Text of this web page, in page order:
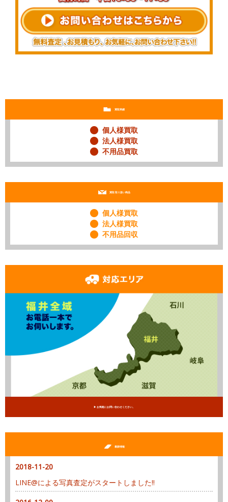
買取実績
個人様買取
法人様買取
不用品買取
買取 取り扱い商品
個人様買取
法人様買取
不用品回収
▶︎ お気軽にお問い合わせください。
最新情報
2018-11-20
LINE@による写真査定がスタートしました!!